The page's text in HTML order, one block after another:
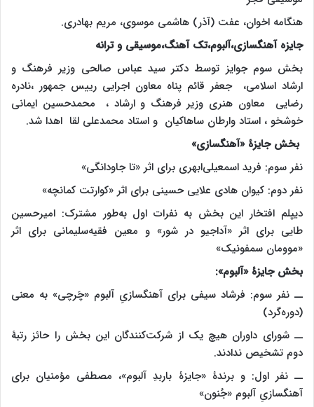
هنگامه اخوان، عفت (آذر) هاشمی موسوی، مریم بهادری.
جایزه آهنگسازی،آلبوم،تک آهنگ،موسیقی و ترانه
بخش سوم جوایز توسط دکتر سید عباس صالحی وزیر فرهنگ و
ارشاد اسلامی، جعفر قائم پناه معاون اجرایی رییس جمهور ،نادره
رضایی معاون هنری وزیر فرهنگ و ارشاد ، محمدحسین ایمانی
خوشخو ، استاد وارطان ساهاکیان و استاد محمدعلی لقا اهدا شد.
بخش جایزۀ «آهنگسازی»
نفر سوم: فرید اسمعیلی‌ابهری برای اثر «تا جاودانگی»
نفر دوم: کیوان هادی علایی حسینی برای اثر «کوارتت کمانچه»
دیپلم افتخار این بخش به نفرات اول به‌طور مشترک: امیرحسین
طایی برای اثر «آداجیو در شور» و معین فقیه‌سلیمانی برای اثر
«موومان سمفونیک»
بخش جایزۀ «آلبوم»:
ــ نفر سوم: فرشاد سیفی برای آهنگسازیِ آلبوم «چَرچی» به معنی
(دوره‌گرد)
ــ شورای داوران هیچ یک از شرکت‌کنندگان این بخش را حائز رتبۀ
دوم تشخیص ندادند.
ــ نفر اول: و برندۀ «جایزۀ باربدِ آلبوم»، مصطفی مؤمنیان برای
آهنگسازیِ آلبوم «جُنون»